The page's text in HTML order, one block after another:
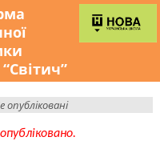
опубліковані